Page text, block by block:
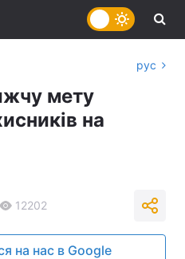
рус
мету
на
12202
на нас в Google